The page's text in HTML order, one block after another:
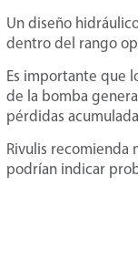
Un diseño
dentro del rango
Es importante que
de la bomba
pérdidas
Rivulis recomienda
podrían indicar